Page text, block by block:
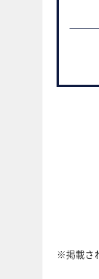
※掲載さ